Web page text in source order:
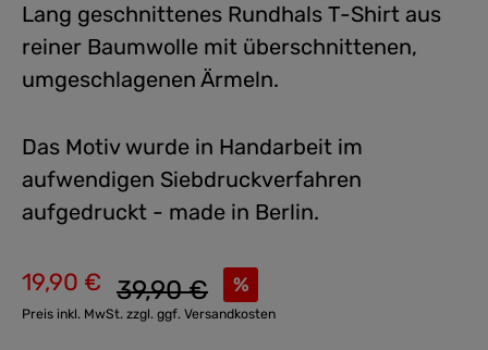
Lang geschnittenes Rundhals T-Shirt aus
reiner Baumwolle mit überschnittenen,
umgeschlagenen Ärmeln.
Das Motiv wurde in Handarbeit im
aufwendigen Siebdruckverfahren
aufgedruckt - made in Berlin.
Verkaufspreis:
19,90 € %
Regulärer Preis:
39,90 €
Preis inkl. MwSt. zzgl. ggf. Versandkosten